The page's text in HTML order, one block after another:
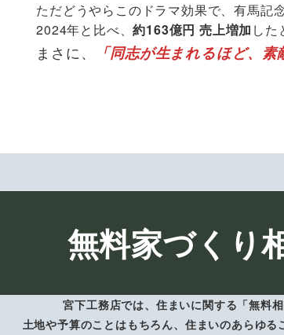
ただどうやらこのドラマ効果で、有馬記
2024年と比べ、約163億円 売上増加 した
まさに、 「同志が生まれるほど、素
無料家づくり
宮下工務店では、住まいに関する「無料
土地や予算のことはもちろん、住まいのあらゆる